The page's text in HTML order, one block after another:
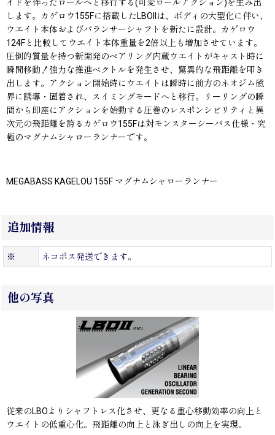
イドを伴ったロールへと移行する(可変ロールアクション)を生み出
します。カゲロウ155Fに搭載したLBOIIは、ボディの大型化に伴い、
ウエイト本体およびバランサーシャフトを新たに設計。カゲロウ
124Fと比較してウエイト本体重量を2倍以上も増加させています。
圧倒的質量を持つ新開発のベアリング内蔵ウエイトがキャスト時に
瞬間移動！強力な推進ベクトルを発生させ、驚異的な飛距離を叩き
出します。アクション開始時にウエイトは瞬時に前方のネオジム磁
界に誘導・固着され、スイミングモードへと移行。リーリングの瞬
間から即座にアクションを始動する圧巻のレスポンシビリティと異
次元の飛距離を誇るカゲロウ155Fは対モンスターシーバス仕様・究
極のマグナムシャローランナーです。
MEGABASS KAGELOU 155F マグナムシャローランナー
追加情報
※ ネコポス発送できます。
他の写真
従来のLBOよりシャフトレス化させ、更なる重心移動効率の向上と
ウエイトの低重心化。飛距離の向上と泳ぎ出しの向上を実現。